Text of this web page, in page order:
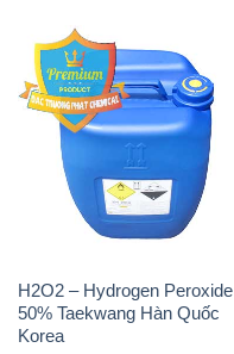
H2O2 – Hydrogen Peroxide
50% Taekwang Hàn Quốc
Korea